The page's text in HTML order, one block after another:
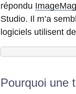
répondu
Studio. Il m’a
logiciels utilisent
Pourquoi une